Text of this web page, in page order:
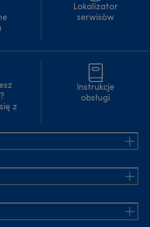
Lokalizator
serwisòw
z
Instrukcje
obsługi